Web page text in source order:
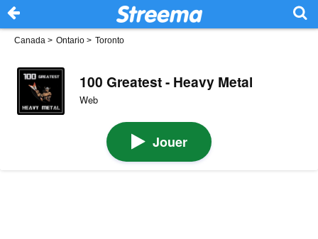
Canada > Ontario > Toronto
100 Greatest - Heavy Metal
Web
Jouer